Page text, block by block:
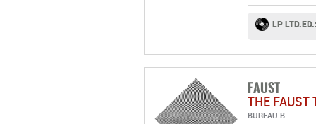
LP
FAUST
THE FAUST
BUREAU B